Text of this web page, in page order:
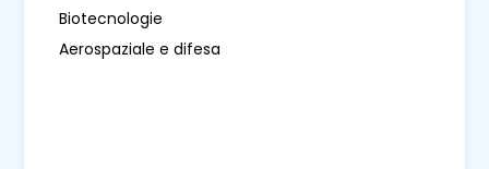
Biotecnologie
Aerospaziale e difesa